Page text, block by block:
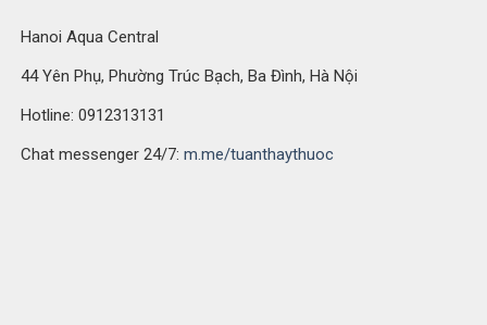
Hanoi Aqua Central
44 Yên Phụ, Phường Trúc Bạch, Ba Đình, Hà Nội
Hotline: 0912313131
Chat messenger 24/7: m.me/tuanthaythuoc